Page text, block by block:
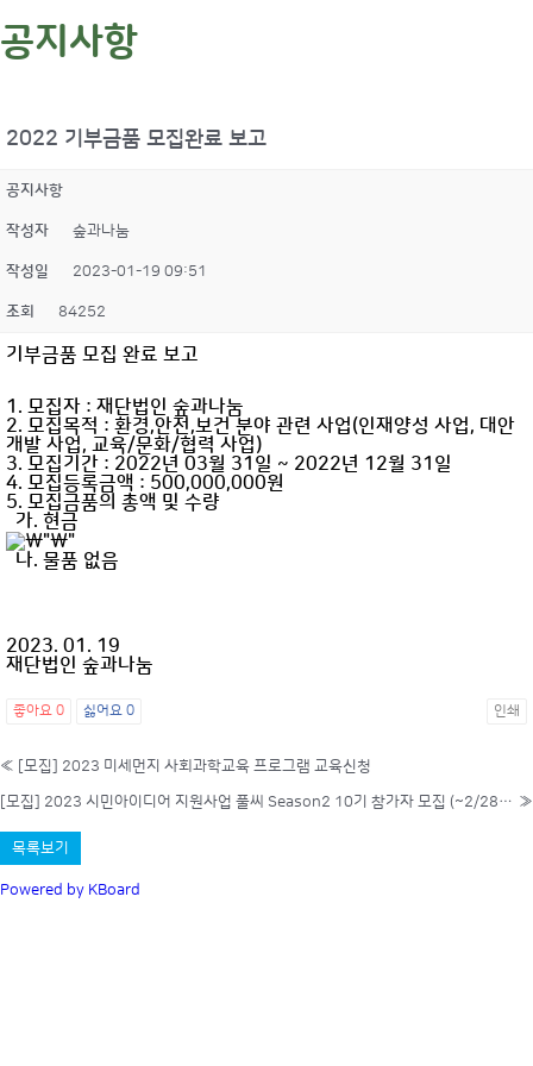
공지사항
2022 기부금품 모집완료 보고
공지사항
작성자 숲과나눔
작성일 2023-01-19 09:51
조회 84252
기부금품 모집 완료 보고
1. 모집자 : 재단법인 숲과나눔
2. 모집목적 : 환경,안전,보건 분야 관련 사업(인재양성 사업, 대안
개발 사업, 교육/문화/협력 사업)
3. 모집기간 : 2022년 03월 31일 ~ 2022년 12월 31일
4. 모집등록금액 : 500,000,000원
5. 모집금품의 총액 및 수량
가. 현금
나. 물품 없음
2023. 01. 19
재단법인 숲과나눔
좋아요 0 싫어요 0 인쇄
« [모집] 2023 미세먼지 사회과학교육 프로그램 교육신청
[모집] 2023 시민아이디어 지원사업 풀씨 Season2 10기 참가자 모집 (~2/28(화) 17시까지) »
목록보기
Powered by KBoard